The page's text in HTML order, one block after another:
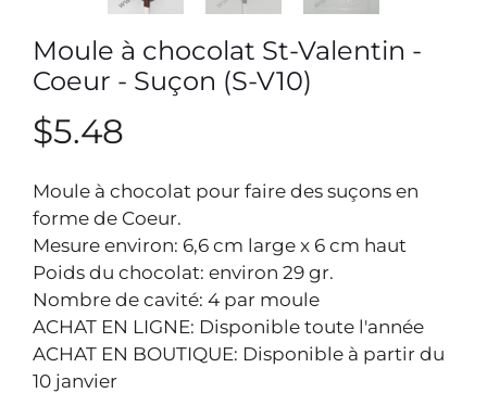
Moule à chocolat St-Valentin -
Coeur - Suçon (S-V10)
$5.48
Moule à chocolat pour faire des suçons en
forme de Coeur.
Mesure environ: 6,6 cm large x 6 cm haut
Poids du chocolat: environ 29 gr.
Nombre de cavité: 4 par moule
ACHAT EN LIGNE: Disponible toute l'année
ACHAT EN BOUTIQUE: Disponible à partir du
10 janvier